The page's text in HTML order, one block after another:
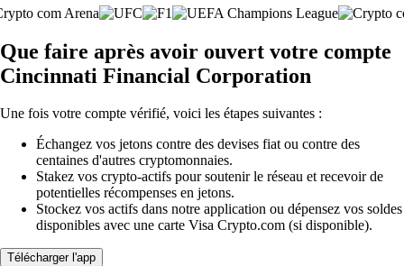
Que faire après avoir ouvert votre compte
Cincinnati Financial Corporation
Une fois votre compte vérifié, voici les étapes suivantes :
Échangez vos jetons contre des devises fiat ou contre des
centaines d'autres cryptomonnaies.
Stakez vos crypto-actifs pour soutenir le réseau et recevoir de
potentielles récompenses en jetons.
Stockez vos actifs dans notre application ou dépensez vos soldes
disponibles avec une carte Visa Crypto.com (si disponible).
Télécharger l'app